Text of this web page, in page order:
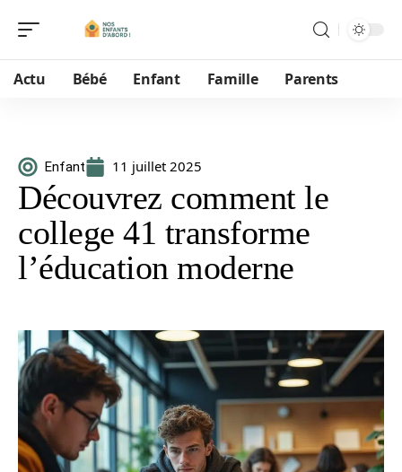
Actu Bébé Enfant Famille Parents
Enfant 11 juillet 2025
Découvrez comment le
college 41 transforme
l’éducation moderne